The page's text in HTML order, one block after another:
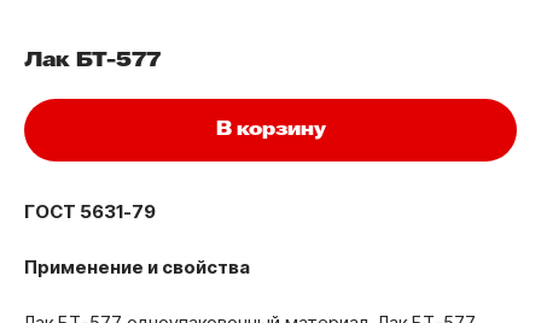
Лак БТ-577
В корзину
ГОСТ 5631-79
Применение и свойства